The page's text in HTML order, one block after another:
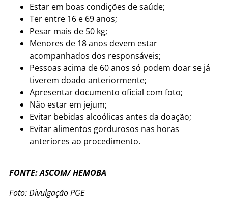
Estar em boas condições de saúde;
Ter entre 16 e 69 anos;
Pesar mais de 50 kg;
Menores de 18 anos devem estar
acompanhados dos responsáveis;
Pessoas acima de 60 anos só podem doar se já
tiverem doado anteriormente;
Apresentar documento oficial com foto;
Não estar em jejum;
Evitar bebidas alcoólicas antes da doação;
Evitar alimentos gordurosos nas horas
anteriores ao procedimento.
FONTE: ASCOM/ HEMOBA
Foto: Divulgação PGE